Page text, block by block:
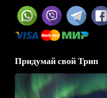
Придумай свой Трип